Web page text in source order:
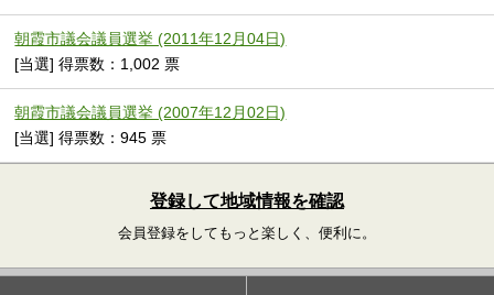
朝霞市議会議員選挙 (2011年12月04日)
[当選] 得票数：1,002 票
朝霞市議会議員選挙 (2007年12月02日)
[当選] 得票数：945 票
登録して地域情報を確認
会員登録をしてもっと楽しく、便利に。